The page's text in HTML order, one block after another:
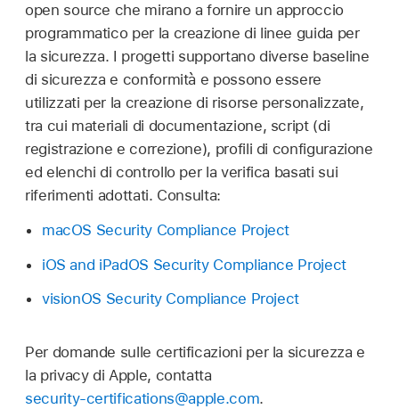
open source che mirano a fornire un approccio
programmatico per la creazione di linee guida per
la sicurezza. I progetti supportano diverse baseline
di sicurezza e conformità e possono essere
utilizzati per la creazione di risorse personalizzate,
tra cui materiali di documentazione, script (di
registrazione e correzione), profili di configurazione
ed elenchi di controllo per la verifica basati sui
riferimenti adottati. Consulta:
macOS Security Compliance Project
iOS and iPadOS Security Compliance Project
visionOS Security Compliance Project
Per domande sulle certificazioni per la sicurezza e
la privacy di Apple, contatta
security-certifications@apple.com.